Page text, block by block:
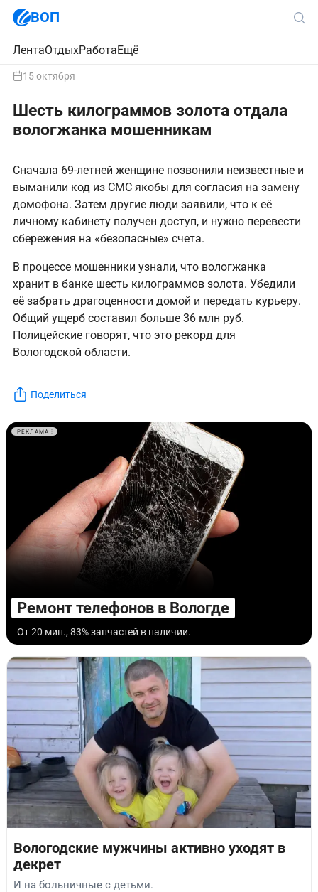
ВОП
ЛентаОтдыхРаботаЕщё
15 октября
Шесть килограммов золота отдала
вологжанка мошенникам
Сначала 69-летней женщине позвонили неизвестные и
выманили код из СМС якобы для согласия на замену
домофона. Затем другие люди заявили, что к её
личному кабинету получен доступ, и нужно перевести
сбережения на «безопасные» счета.
В процессе мошенники узнали, что вологжанка
хранит в банке шесть килограммов золота. Убедили
её забрать драгоценности домой и передать курьеру.
Общий ущерб составил больше 36 млн руб.
Полицейские говорят, что это рекорд для
Вологодской области.
Поделиться
РЕКЛАМА
Ремонт телефонов в Вологде
От 20 мин., 83% запчастей в наличии.
Вологодские мужчины активно уходят в
декрет
И на больничные с детьми.